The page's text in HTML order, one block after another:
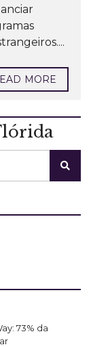
MORE
73% da